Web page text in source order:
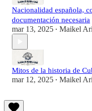
Nacionalidad española,
documentación necesaria
mar 13, 2025 • Maikel
Mitos de la historia de
mar 12, 2025 • Maikel